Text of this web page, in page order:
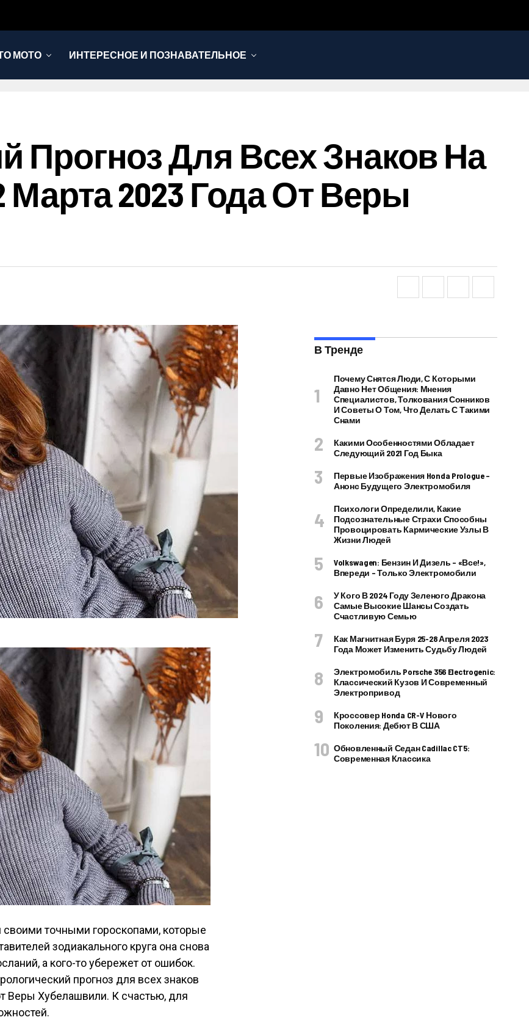
МОТО ИНТЕРЕСНОЕ И ПОЗНАВАТЕЛЬНОЕ
Прогноз Для Всех Знаков На
Марта 2023 Года От Веры
точными гороскопами, которые
зодиакального круга она снова
а кого-то убережет от ошибок.
прогноз для всех знаков
Веры Хубелашвили. К счастью, для
В Тренде
Почему Снятся Люди, С Которыми
Давно Нет Общения: Мнения
Специалистов, Толкования Сонников
И Советы О Том, Что Делать С Такими
Снами
Какими Особенностями Обладает
Следующий 2021 Год Быка
Первые Изображения Honda Prologue –
Анонс Будущего Электромобиля
Психологи Определили, Какие
Подсознательные Страхи Способны
Провоцировать Кармические Узлы В
Жизни Людей
Volkswagen: Бензин И Дизель – «все!»,
Впереди – Только Электромобили
У Кого В 2024 Году Зеленого Дракона
Самые Высокие Шансы Создать
Счастливую Семью
Как Магнитная Буря 25-28 Апреля 2023
Года Может Изменить Судьбу Людей
Электромобиль Porsche 356 Electrogenic:
Классический Кузов И Современный
Электропривод
Кроссовер Honda CR-V Нового
Поколения: Дебют В США
Обновленный Седан Cadillac CT5:
Современная Классика